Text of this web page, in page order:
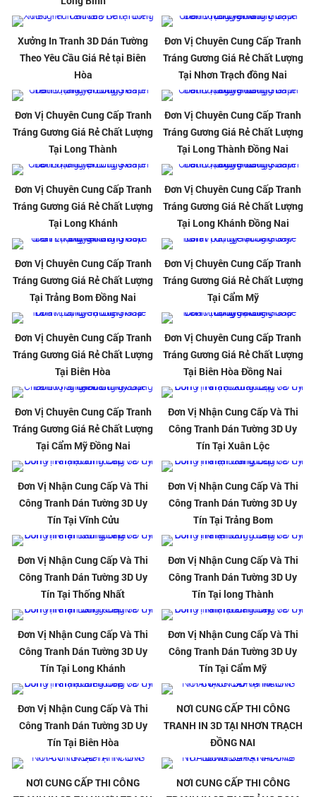
Xưởng In Tranh 3D Dán Tường
Theo Yêu Cầu Giá Rẻ tại Biên
Hòa
Đơn Vị Chuyên Cung Cấp Tranh
Tráng Gương Giá Rẻ Chất Lượng
Tại Nhơn Trạch đồng Nai
Đơn Vị Chuyên Cung Cấp Tranh
Tráng Gương Giá Rẻ Chất Lượng
Tại Long Thành
Đơn Vị Chuyên Cung Cấp Tranh
Tráng Gương Giá Rẻ Chất Lượng
Tại Long Thành Đồng Nai
Đơn Vị Chuyên Cung Cấp Tranh
Tráng Gương Giá Rẻ Chất Lượng
Tại Long Khánh
Đơn Vị Chuyên Cung Cấp Tranh
Tráng Gương Giá Rẻ Chất Lượng
Tại Long Khánh Đồng Nai
Đơn Vị Chuyên Cung Cấp Tranh
Tráng Gương Giá Rẻ Chất Lượng
Tại Trảng Bom Đồng Nai
Đơn Vị Chuyên Cung Cấp Tranh
Tráng Gương Giá Rẻ Chất Lượng
Tại Cẩm Mỹ
Đơn Vị Chuyên Cung Cấp Tranh
Tráng Gương Giá Rẻ Chất Lượng
Tại Biên Hòa
Đơn Vị Chuyên Cung Cấp Tranh
Tráng Gương Giá Rẻ Chất Lượng
Tại Biên Hòa Đồng Nai
Đơn Vị Chuyên Cung Cấp Tranh
Tráng Gương Giá Rẻ Chất Lượng
Tại Cẩm Mỹ Đồng Nai
Đơn Vị Nhận Cung Cấp Và Thi
Công Tranh Dán Tường 3D Uy
Tín Tại Xuân Lộc
Đơn Vị Nhận Cung Cấp Và Thi
Công Tranh Dán Tường 3D Uy
Tín Tại Vĩnh Cửu
Đơn Vị Nhận Cung Cấp Và Thi
Công Tranh Dán Tường 3D Uy
Tín Tại Trảng Bom
Đơn Vị Nhận Cung Cấp Và Thi
Công Tranh Dán Tường 3D Uy
Tín Tại Thống Nhất
Đơn Vị Nhận Cung Cấp Và Thi
Công Tranh Dán Tường 3D Uy
Tín Tại long Thành
Đơn Vị Nhận Cung Cấp Và Thi
Công Tranh Dán Tường 3D Uy
Tín Tại Long Khánh
Đơn Vị Nhận Cung Cấp Và Thi
Công Tranh Dán Tường 3D Uy
Tín Tại Cẩm Mỹ
Đơn Vị Nhận Cung Cấp Và Thi
Công Tranh Dán Tường 3D Uy
Tín Tại Biên Hòa
NƠI CUNG CẤP THI CÔNG
TRANH IN 3D TẠI NHƠN TRẠCH
ĐỒNG NAI
NƠI CUNG CẤP THI CÔNG
NƠI CUNG CẤP THI CÔNG